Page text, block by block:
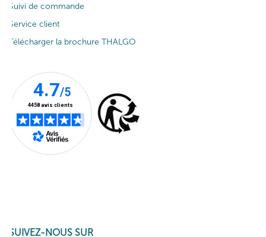
Suivi de commande
Service client
Télécharger la brochure THALGO
SUIVEZ-NOUS SUR